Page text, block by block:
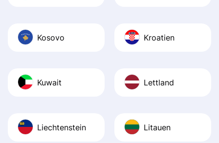
Kosovo Kroatien
Kuwait Lettland
Liechtenstein Litauen